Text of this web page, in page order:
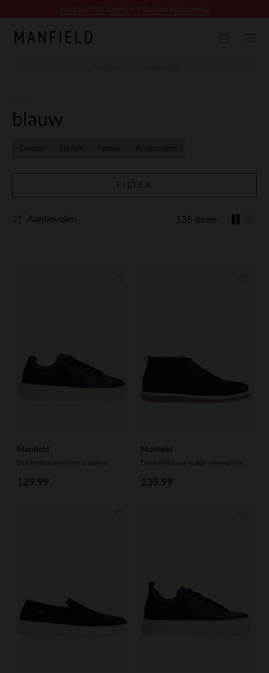
blauw
Dames Heren Tassen Accessoires
FILTER
135 Items
Aanbevolen
Manfield
Donkerblauwe leren sneakers
129.99
Manfield
139.99